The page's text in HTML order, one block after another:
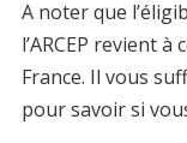
A noter que
l’ARCEP revient
France. Il vous
pour savoir si